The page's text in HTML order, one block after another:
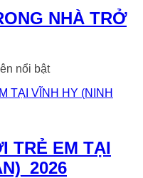
NHÀ TRỞ
nổi bật
TRẺ EM TẠI